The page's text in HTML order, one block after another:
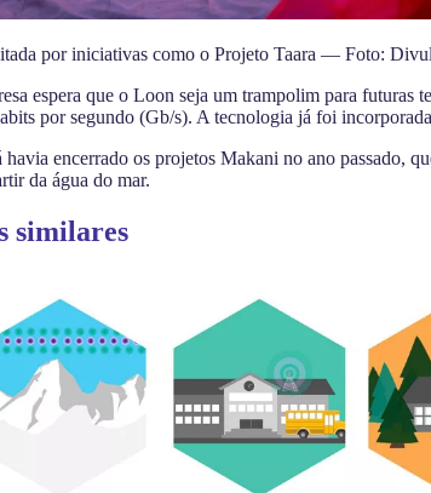
por iniciativas como o Projeto Taara — Foto:
espera que o Loon seja um trampolim para futuras
por segundo (Gb/s). A tecnologia já foi
encerrado os projetos Makani no ano passado,
da água do mar.
similares